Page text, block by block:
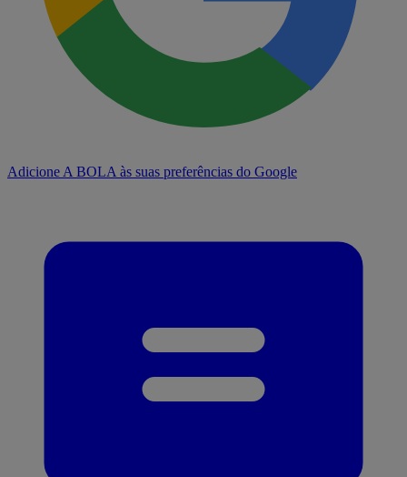
Adicione A BOLA às suas preferências do Google